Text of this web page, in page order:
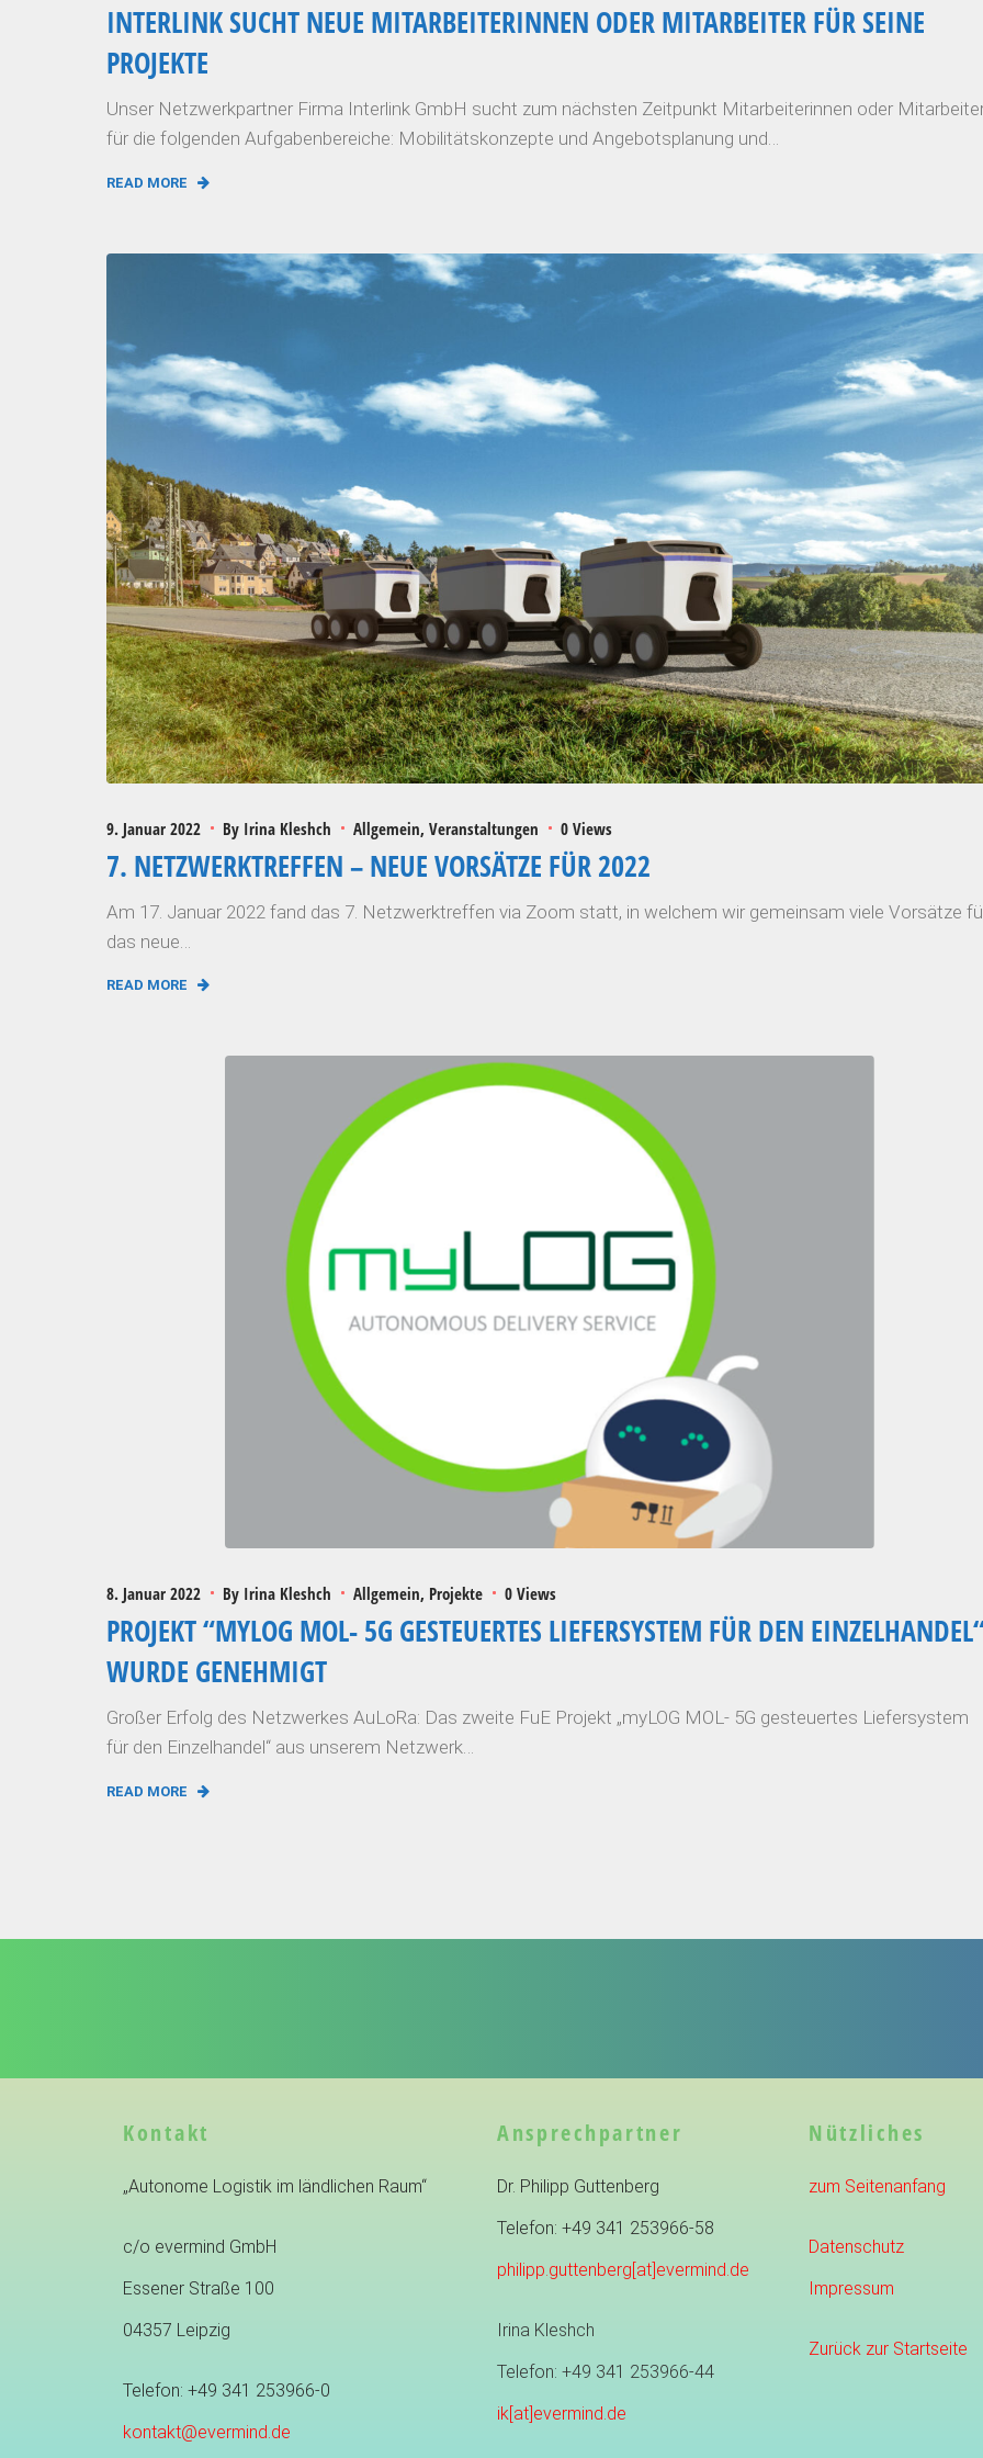
INTERLINK SUCHT NEUE MITARBEITERINNEN ODER MITARBEITER FÜR SEINE
PROJEKTE
Unser Netzwerkpartner Firma Interlink GmbH sucht zum nächsten Zeitpunkt Mitarbeiterinnen oder
für die folgenden Aufgabenbereiche: Mobilitätskonzepte und Angebotsplanung und…
READ MORE
9. Januar 2022 By Irina Kleshch Allgemein Veranstaltungen 0 Views
7. NETZWERKTREFFEN – NEUE VORSÄTZE FÜR 2022
Am 17. Januar 2022 fand das 7. Netzwerktreffen via Zoom statt, in welchem wir gemeinsam viele Vorsätze
das neue…
READ MORE
8. Januar 2022 By Irina Kleshch Allgemein Projekte 0 Views
PROJEKT “MYLOG MOL- 5G GESTEUERTES LIEFERSYSTEM FÜR DEN
WURDE GENEHMIGT
Großer Erfolg des Netzwerkes AuLoRa: Das zweite FuE Projekt „myLOG MOL- 5G gesteuertes Liefersystem
für den Einzelhandel“ aus unserem Netzwerk…
READ MORE
Kontakt
„Autonome Logistik im ländlichen Raum“
c/o evermind GmbH
Essener Straße 100
04357 Leipzig
Telefon: +49 341 253966-0
kontakt@evermind.de
Ansprechpartner
Dr. Philipp Guttenberg
Telefon: +49 341 253966-58
philipp.guttenberg[at]evermind.de
Irina Kleshch
Telefon: +49 341 253966-44
ik[at]evermind.de
Nützliches
zum Seitenanfang
Datenschutz
Impressum
Zurück zur Startseite